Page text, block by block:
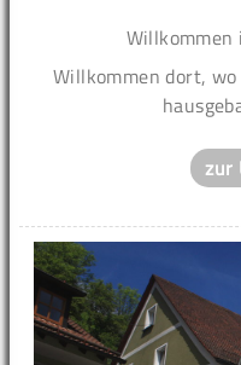
Willkommen
Willkommen dort,
zur